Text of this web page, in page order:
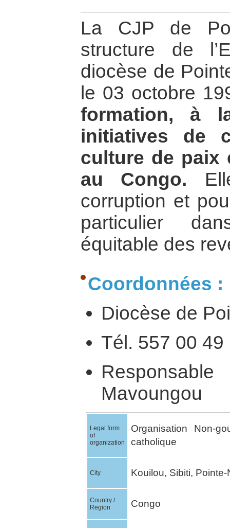
La CJP de
structure de
diocèse de
le 03 octobre
formation, à
initiatives de
culture de paix
au Congo.
corruption et
particulier
équitable des
Coordonnées :
Diocèse de
Tél. 557 00 49
Mavoungou
Legal form
of
organization
Organisation Non-
catholique
City Kouilou, Sibiti, Pointe-
Country /
Region
Congo